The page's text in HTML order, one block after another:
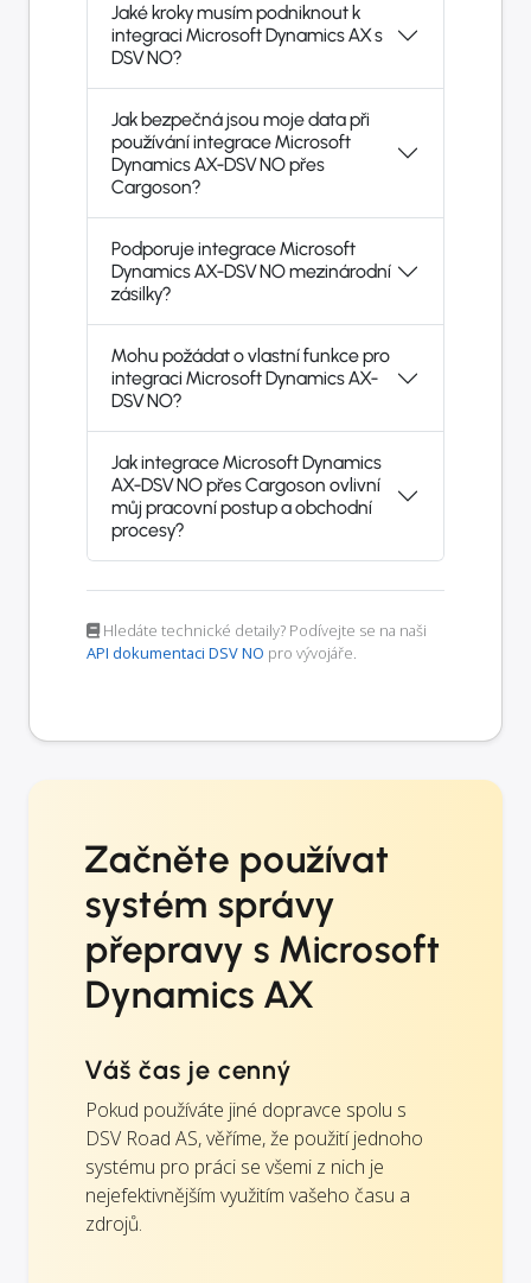
Jaké kroky musím podniknout k
integraci Microsoft Dynamics AX s
DSV NO?
Jak bezpečná jsou moje data při
používání integrace Microsoft
Dynamics AX-DSV NO přes
Cargoson?
Podporuje integrace Microsoft
Dynamics AX-DSV NO mezinárodní
zásilky?
Mohu požádat o vlastní funkce pro
integraci Microsoft Dynamics AX-
DSV NO?
Jak integrace Microsoft Dynamics
AX-DSV NO přes Cargoson ovlivní
můj pracovní postup a obchodní
procesy?
Hledáte technické detaily? Podívejte se na naši
API dokumentaci DSV NO pro vývojáře.
Začněte používat
systém správy
přepravy s Microsoft
Dynamics AX
Váš čas je cenný
Pokud používáte jiné dopravce spolu s
DSV Road AS, věříme, že použití jednoho
systému pro práci se všemi z nich je
nejefektivnějším využitím vašeho času a
zdrojů.